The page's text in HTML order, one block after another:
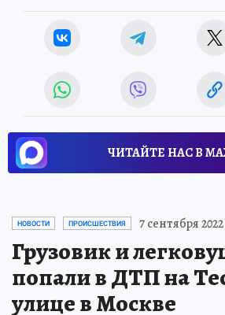
ЧИТАЙТЕ НАС В
НОВОСТИ ПРОИСШЕСТВИЯ 7 сентября 2022
Грузовик и
попали в ДТП на
улице в Москве